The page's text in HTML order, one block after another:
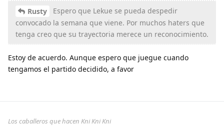
Rusty
Espero que Lekue se pueda despedir
convocado la semana que viene. Por muchos haters que
tenga creo que su trayectoria merece un reconocimiento.
Estoy de acuerdo. Aunque espero que juegue cuando
tengamos el partido decidido, a favor
Los caballeros que hacen Kni Kni Kni